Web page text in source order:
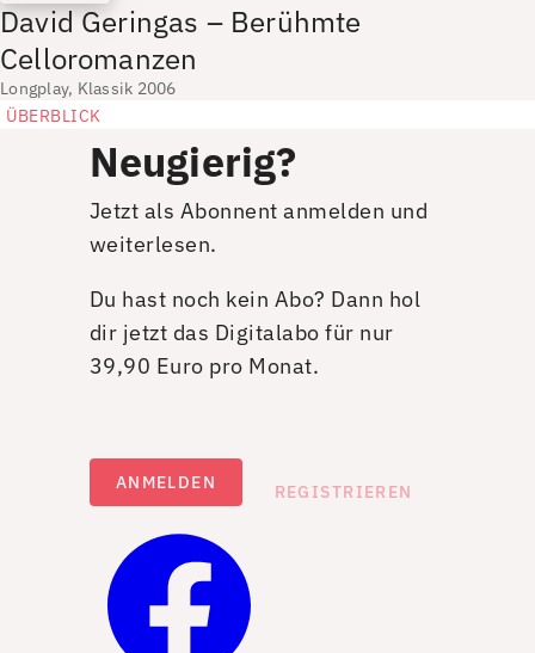
David Geringas – Berühmte
Celloromanzen
Longplay, Klassik 2006
ÜBERBLICK
Neugierig?
Jetzt als Abonnent anmelden und
weiterlesen.
Du hast noch kein Abo? Dann hol
dir jetzt das Digitalabo für nur
39,90 Euro pro Monat.
ANMELDEN REGISTRIEREN